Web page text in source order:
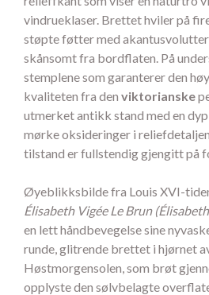
vindrueklaser. Brettet hviler på
støpte føtter med
skånsomt fra bordflaten. På
stemplene som garanterer den
kvaliteten fra den viktorianske
utmerket antikk stand med en
mørke oksideringer i
tilstand er fullstendig gjengitt på
Øyeblikksbilde fra Louis XVI-
Élisabeth Vigée Le Brun
en lett håndbevegelse sine
runde, glitrende brettet i hjørnet
Høstmorgensolen, som brøt
opplyste den sølvbelagte